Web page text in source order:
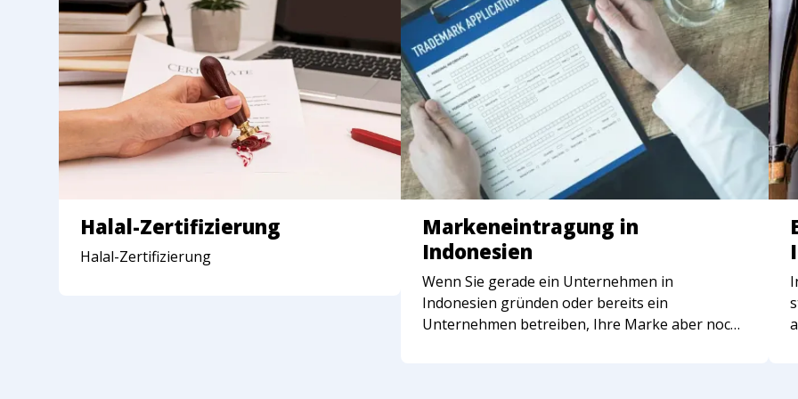
Halal-Zertifizierung
Halal-Zertifizierung
Markeneintragung in
Indonesien
Wenn Sie gerade ein Unternehmen in
Indonesien gründen oder bereits ein
Unternehmen betreiben, Ihre Marke aber noch